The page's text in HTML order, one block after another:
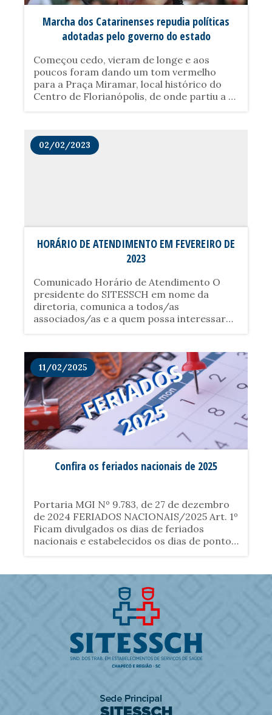
Marcha dos Catarinenses repudia políticas
adotadas pelo governo do estado
Começou cedo, vieram de longe e aos
poucos foram dando um tom vermelho
para a Praça Miramar, local histórico do
Centro de Florianópolis, de onde partiu a 5º
governo do Estado melhores investimentos
em políticas públicas, condições de
02/02/2023
HORÁRIO DE ATENDIMENTO EM FEVEREIRO DE
2023
Comunicado Horário de Atendimento O
presidente do SITESSCH em nome da
diretoria, comunica a todos/as
associados/as e a quem possa interessar
Trabalho (NCT) 2023/2024, no......
11/02/2025
Confira os feriados nacionais de 2025
Portaria MGI Nº 9.783, de 27 de dezembro
de 2024 FERIADOS NACIONAIS/2025 Art. 1º
Ficam divulgados os dias de feriados
nacionais e estabelecidos os dias de ponto
Administração Pública......